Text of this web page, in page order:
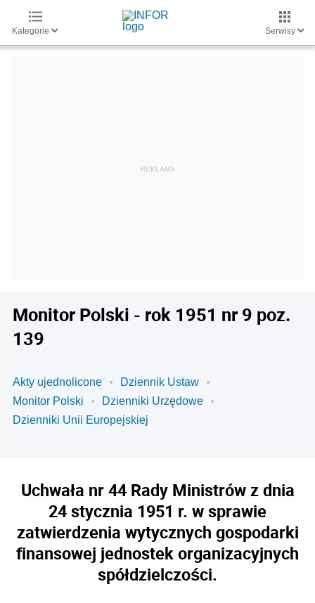
Kategorie Serwisy
Monitor Polski - rok 1951 nr 9 poz.
139
Akty ujednolicone
Dziennik Ustaw
Monitor Polski
Dzienniki Urzędowe
Dzienniki Unii Europejskiej
Uchwała nr 44 Rady Ministrów z dnia
24 stycznia 1951 r. w sprawie
zatwierdzenia wytycznych gospodarki
finansowej jednostek organizacyjnych
spółdzielczości.